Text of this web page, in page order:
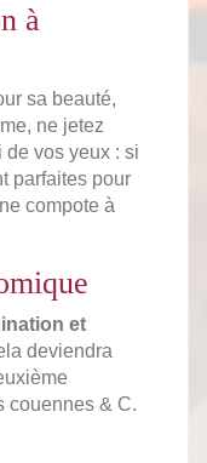
à
sa beauté,
ne jetez
de vos yeux : si
parfaites pour
compote à
et
deviendra
couennes & C.